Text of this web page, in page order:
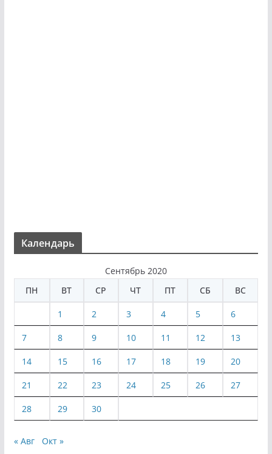
Календарь
Сентябрь 2020
ПН
ВТ СР ЧТ ПТ СБ ВС
1 2 3 4 5 6
7 8 9 10 11 12 13
14 15 16 17 18 19 20
21 22 23 24 25 26 27
28 29 30
« Авг Окт »